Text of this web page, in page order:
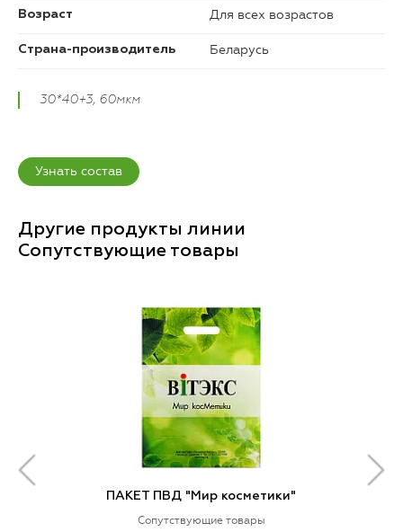
Возраст Для всех возрастов
Страна-производитель Беларусь
30*40+3, 60мкм
Узнать состав
Другие продукты линии
Сопутствующие товары
ПАКЕТ ПВД "Мир косметики"
Сопутствующие товары